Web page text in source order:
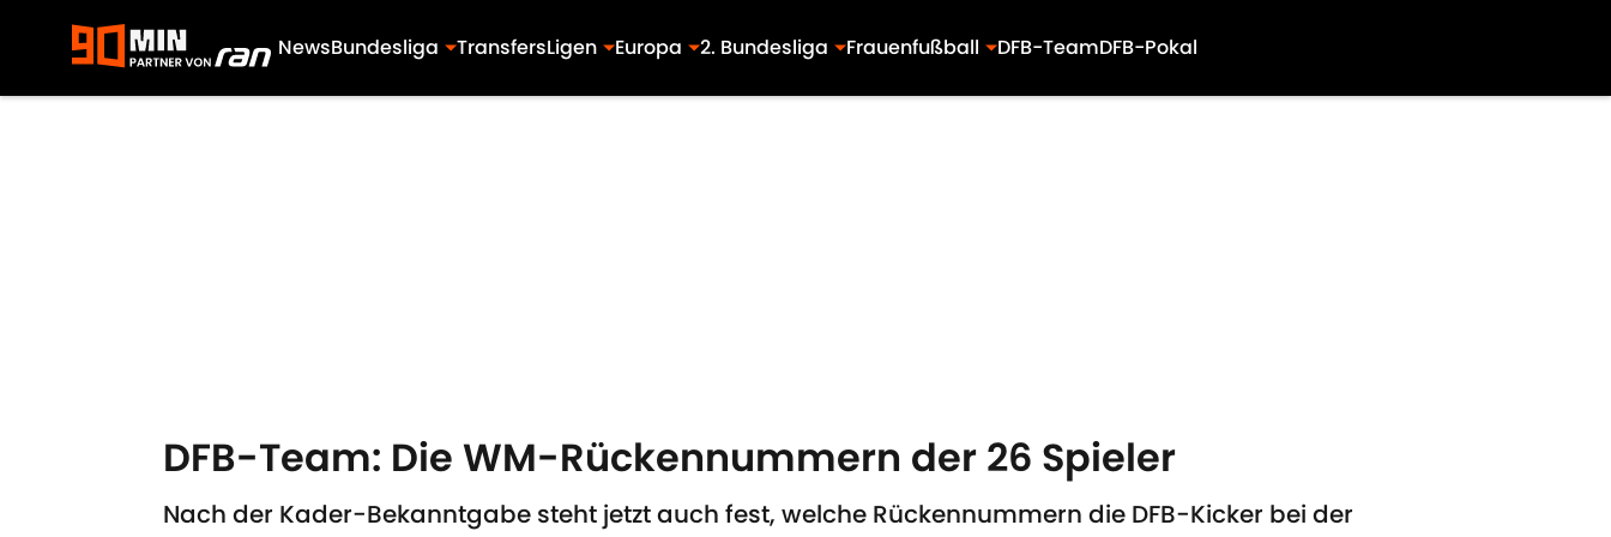
NewsBundesliga TransfersLigen Europa 2. Bundesliga Frauenfußball DFB-TeamDFB-Pokal
DFB-Team: Die WM-Rückennummern der 26 Spieler
Nach der Kader-Bekanntgabe steht jetzt auch fest, welche Rückennummern die DFB-Kicker bei der